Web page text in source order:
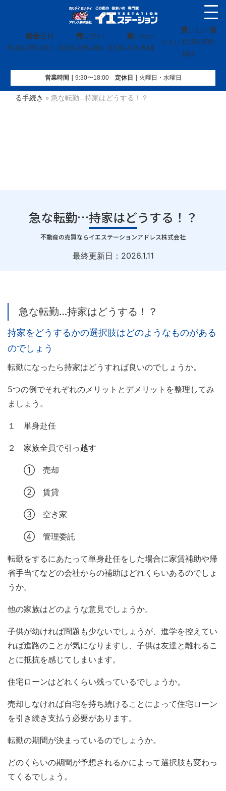
総合受付
0120-297-011
売りたい
0120-139-664
買いたい
0120-424-544
貸し たい 借
り たい 0120-302-
563
営業時間｜ 9:30〜18:00定休⽇｜ 火曜⽇・水曜⽇
イエステーション»不動産売却コラム»【売】不動産に関す
る手続き » 急な転勤…持家はどうする！？
急な転勤…持家はどうする！？
｜
不動産の売買ならイエステーションアドレス株式会社
最終更新日： 2026.1.11
急な転勤…持家はどうする！？
持家をどうするかの選択肢はどのようなものがある
のでしょう
転勤になったら持家はどうすれば良いのでしょうか。
5つの例でそれぞれのメリットとデメリットを整理してみ
ましょう。
１ 単身赴任
２ 家族全員で引っ越す
① 売却
② 賃貸
③ 空き家
④ 管理委託
転勤をするにあたって単身赴任をした場合に家賃補助や帰
省手当てなどの会社からの補助はどれくらいあるのでしょ
うか。
他の家族はどのような意見でしょうか。
子供が幼ければ問題も少ないでしょうが、進学を控えてい
れば進路のことが気になりますし、子供は友達と離れるこ
とに抵抗を感じてしまいます。
住宅ローンはどれくらい残っているでしょうか。
売却しなければ自宅を持ち続けることによって住宅ローン
を引き続き支払う必要があります。
転勤の期間が決まっているのでしょうか。
どのくらいの期間が予想されるかによって選択肢も変わっ
てくるでしょう。